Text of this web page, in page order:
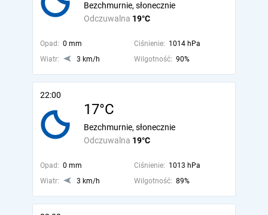
Odczuwalna 19°C
Bezchmurnie, słonecznie
Opad: 0 mm Ciśnienie: 1014 hPa
Wiatr:
3 km/h Wilgotność: 90%
22:00
17°C
Odczuwalna 19°C
Bezchmurnie, słonecznie
Opad: 0 mm Ciśnienie: 1013 hPa
Wiatr:
3 km/h Wilgotność: 89%